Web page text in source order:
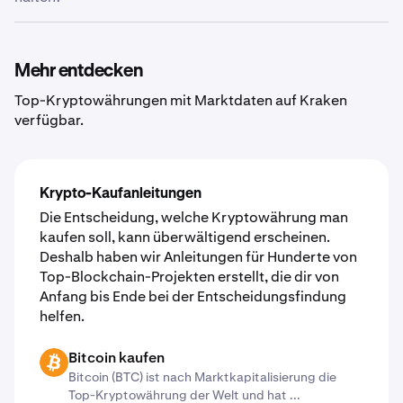
dies unterstützt. Gib einfach die externe Wallet-Adresse
später in deiner Wallet sein.
für dich zugänglich zu halten. Wir glauben zwar nach wie
vor, dass der sicherste Ort für deine Kryptowährung
deine eigene Krypto-Wallet ist, aber wir bemühen uns
ständig darum, so transparent und sicher wie möglich zu
Sicherheitsstandards.
Mehr entdecken
Top-Kryptowährungen mit Marktdaten auf Kraken
verfügbar.
Krypto-Kaufanleitungen
Die Entscheidung, welche Kryptowährung man
kaufen soll, kann überwältigend erscheinen.
Deshalb haben wir Anleitungen für Hunderte von
Top-Blockchain-Projekten erstellt, die dir von
Anfang bis Ende bei der Entscheidungsfindung
helfen.
BTC Bitcoin kaufen
Bitcoin (BTC) ist nach Marktkapitalisierung die
Top-Kryptowährung der Welt und hat ...